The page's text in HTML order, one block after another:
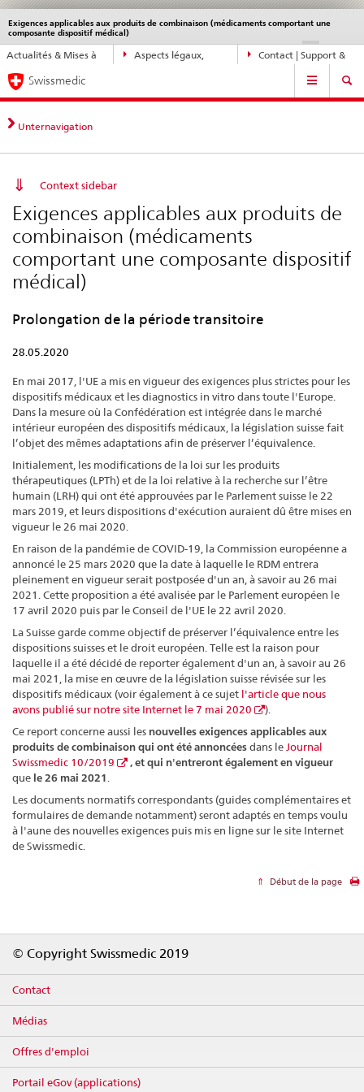
Navigation
directe:
actualités,
bases
juridiques,
contact
Actualités & Mises à
Aspects légaux,
Contact | Support &
Exigences applicables aux produits de combinaison (médicaments comportant une
composante dispositif médical)
DE EN
Service
navigation
Navigation
Swissmedic
Unternavigation
Context sidebar
Exigences applicables aux produits de
combinaison (médicaments
comportant une composante dispositif
médical)
Prolongation de la période transitoire
28.05.2020
En mai 2017, l'UE a mis en vigueur des exigences plus strictes pour les
dispositifs médicaux et les diagnostics in vitro dans toute l'Europe.
Dans la mesure où la Confédération est intégrée dans le marché
intérieur européen des dispositifs médicaux, la législation suisse fait
l’objet des mêmes adaptations afin de préserver l’équivalence.
Initialement, les modifications de la loi sur les produits
thérapeutiques (LPTh) et de la loi relative à la recherche sur l’être
humain (LRH) qui ont été approuvées par le Parlement suisse le 22
mars 2019, et leurs dispositions d'exécution auraient dû être mises en
vigueur le 26 mai 2020.
En raison de la pandémie de COVID-19, la Commission européenne a
annoncé le 25 mars 2020 que la date à laquelle le RDM entrera
pleinement en vigueur serait postposée d'un an, à savoir au 26 mai
2021. Cette proposition a été avalisée par le Parlement européen le
17 avril 2020 puis par le Conseil de l'UE le 22 avril 2020.
La Suisse garde comme objectif de préserver l’équivalence entre les
dispositions suisses et le droit européen. Telle est la raison pour
laquelle il a été décidé de reporter également d'un an, à savoir au 26
mai 2021, la mise en œuvre de la législation suisse révisée sur les
dispositifs médicaux (voir également à ce sujet l'article que nous
avons publié sur notre site Internet le 7 mai 2020
).
Ce report concerne aussi les nouvelles exigences applicables aux
produits de combinaisonqui ont été annoncéesdans le Journal
Swissmedic 10/2019
, et qui n'entreront également en vigueur
que le 26 mai 2021
Les documents normatifs correspondants (guides complémentaires et
formulaires de demande notamment) seront adaptés en temps voulu
à l'aune des nouvelles exigences puis mis en ligne sur le site Internet
de Swissmedic.
Début de la page
© Copyright Swissmedic 2019
Contact
Médias
Offres d'emploi
Portail eGov (applications)